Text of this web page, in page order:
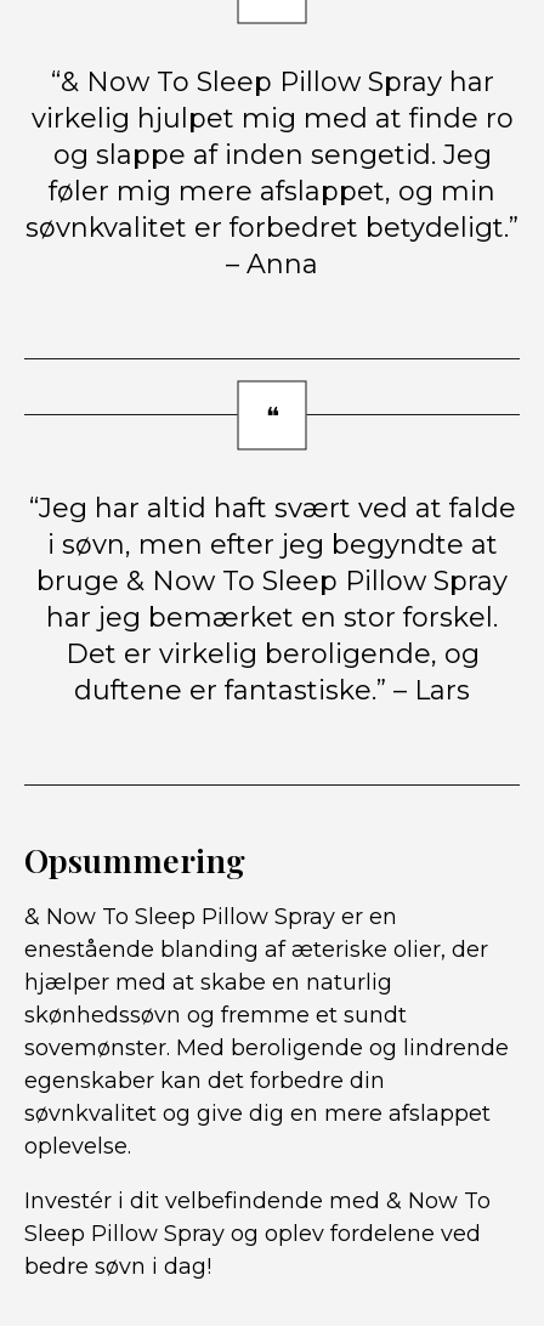
“& Now To Sleep Pillow Spray har
virkelig hjulpet mig med at finde ro
og slappe af inden sengetid. Jeg
føler mig mere afslappet, og min
søvnkvalitet er forbedret betydeligt.”
– Anna
“Jeg har altid haft svært ved at falde
i søvn, men efter jeg begyndte at
bruge & Now To Sleep Pillow Spray
har jeg bemærket en stor forskel.
Det er virkelig beroligende, og
duftene er fantastiske.” – Lars
Opsummering
& Now To Sleep Pillow Spray er en
enestående blanding af æteriske olier, der
hjælper med at skabe en naturlig
skønhedssøvn og fremme et sundt
sovemønster. Med beroligende og lindrende
egenskaber kan det forbedre din
søvnkvalitet og give dig en mere afslappet
oplevelse.
Investér i dit velbefindende med & Now To
Sleep Pillow Spray og oplev fordelene ved
bedre søvn i dag!